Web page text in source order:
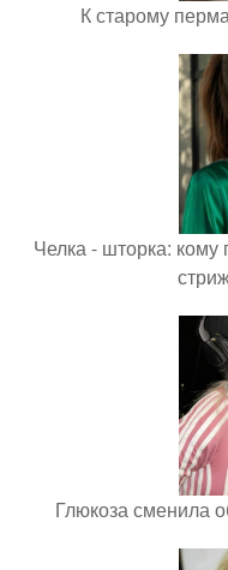
К старому
Челка - шторка: кому
Глюкоза сменила